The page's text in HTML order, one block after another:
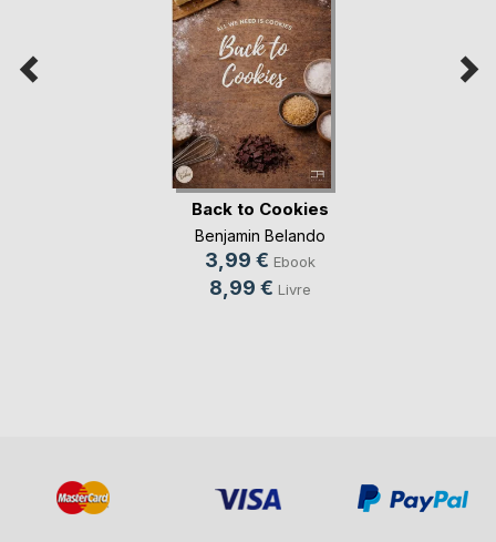
Back to Cookies
Benjamin Belando
3,99 € Ebook
8,99 € Livre